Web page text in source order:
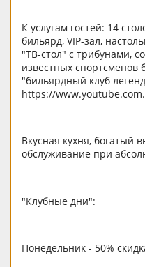
К услугам гостей: 14
бильярд, VIP-зал,
"ТВ-стол" с трибунами,
известных спортсменов
"бильярдный клуб
https://www.youtube.com.
Вкусная кухня, богатый
обслуживание при
"Клубные дни":
Понедельник - 50%